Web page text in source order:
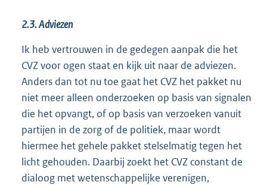
2.3. Adviezen
Ik heb vertrouwen in de gedegen aanpak die het
CVZ voor ogen staat en kijk uit naar de adviezen.
Anders dan tot nu toe gaat het CVZ het pakket nu
niet meer alleen onderzoeken op basis van signalen
die het opvangt, of op basis van verzoeken vanuit
partijen in de zorg of de politiek, maar wordt
hiermee het gehele pakket stelselmatig tegen het
licht gehouden. Daarbij zoekt het CVZ constant de
dialoog met wetenschappelijke verenigen,